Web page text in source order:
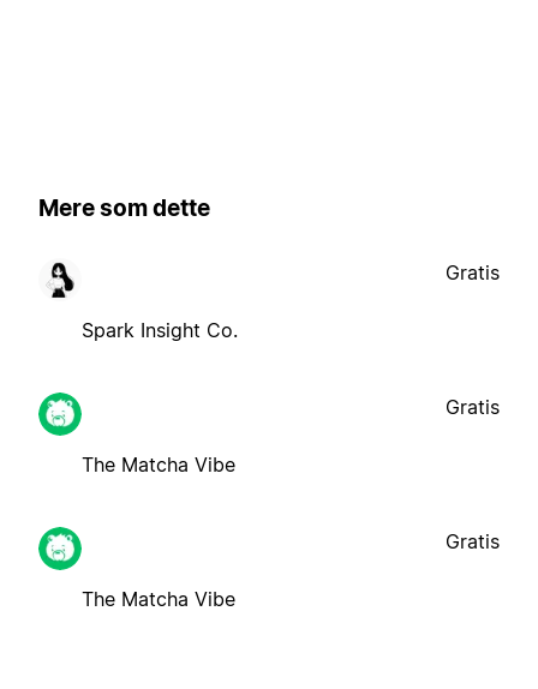
Mere som dette
Spark Insight Co.
Gratis
The Matcha Vibe
Gratis
The Matcha Vibe
Gratis